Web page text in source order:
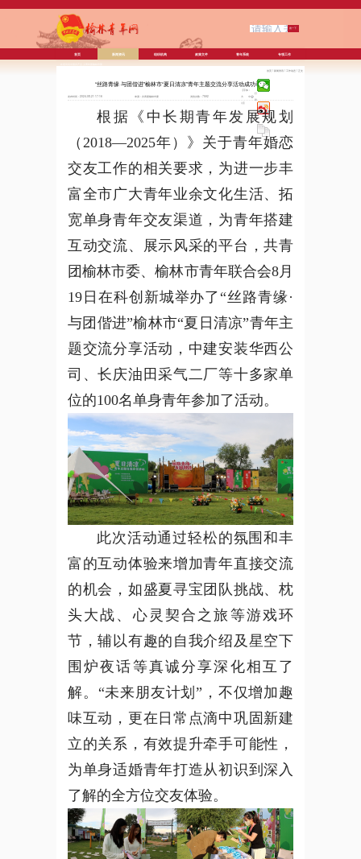
欢迎访问中国共产主义青年团榆林市委
首页 新闻资讯 组织机构 政策文件 青年系统 专项工作
首页 / 新闻资讯 / 工作动态 / 正文
“丝路青缘·与团偕进”榆林市“夏日清凉”青年主题交流分享活动成功举办
发布时间：2024-08-21 17:16 来源：共青团榆林市委 浏览次数：7592
【字体：
大
中
小】
打
印
根据《中长期青年发展规划
（2018—2025年）》关于青年婚恋
交友工作的相关要求 ， 为进一步丰
富全市广大青年业余文化生活、拓
宽单身青年交友渠道，为青年搭建
互动交流、展示风采的平台 ，共青
团榆林市委、榆林市青年联合会8月
19日在科创新城举办了“丝路青缘·
与团偕进”榆林市“夏日清凉”青年主
题交流分享活动，中建安装华西公
司、长庆油田采气二厂等十多家单
位的100名单身青年参加了活动。
此次活动通过轻松的氛围和丰
富的互动体验来增加青年直接交流
的机会 ， 如盛夏寻宝团队挑战、枕
头大战、心灵契合之旅等游戏环
节，辅以有趣的自我介绍及星空下
围炉夜话等真诚分享深化相互了
解。 “未来朋友计划”，不仅增加趣
味互动 ， 更在日常点滴中巩固新建
立的关系，有效提升牵手可能性 ，
为单身适婚青年打造从初识到深入
了解的全方位交友体验。